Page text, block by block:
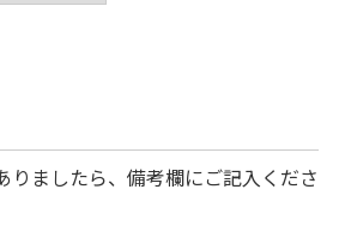
りましたら、備考欄にご記入くださ